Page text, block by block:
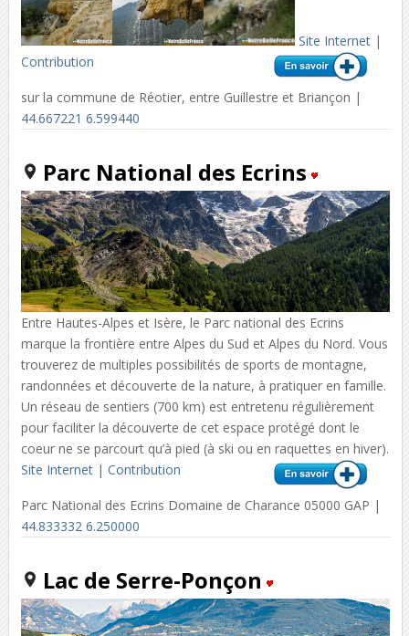
Site Internet|
Contribution
sur la commune de Réotier, entre Guillestre et Briançon |
44.667221 6.599440
Parc National des Ecrins
Entre Hautes-Alpes et Isère, le Parc national des Ecrins
marque la frontière entre Alpes du Sud et Alpes du Nord. Vous
trouverez de multiples possibilités de sports de montagne,
randonnées et découverte de la nature, à pratiquer en famille.
Un réseau de sentiers (700 km) est entretenu régulièrement
pour faciliter la découverte de cet espace protégé dont le
coeur ne se parcourt qu’à pied (à ski ou en raquettes en hiver).
Site Internet| Contribution
Parc National des Ecrins Domaine de Charance 05000 GAP |
44.833332 6.250000
Lac de Serre-Ponçon